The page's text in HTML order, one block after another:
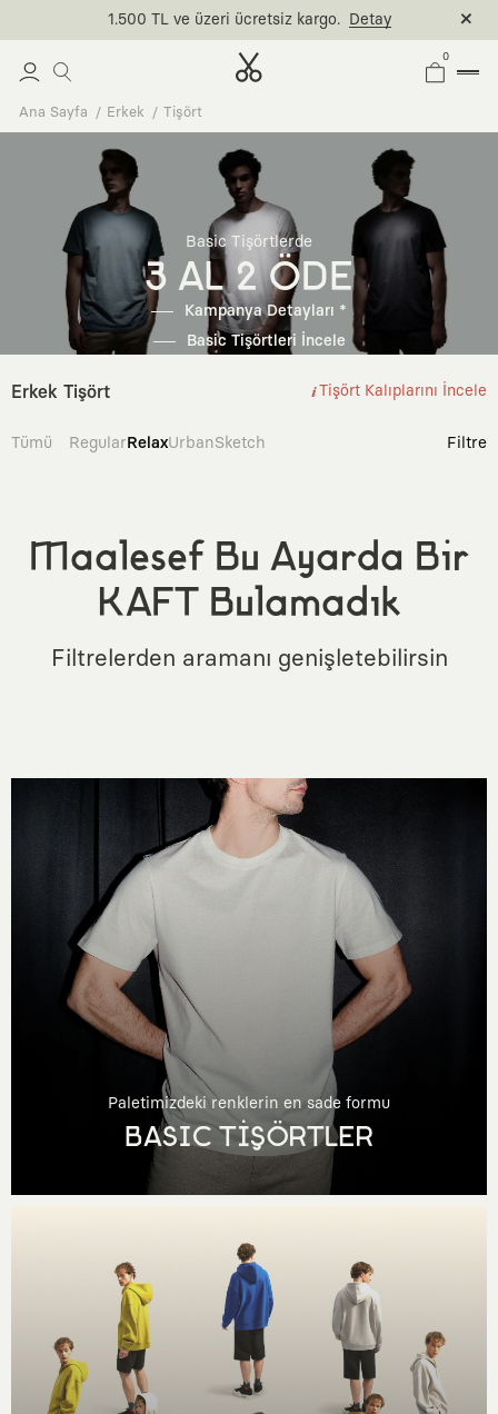
1.500 TL ve üzeri ücretsiz kargo. Detay
0
Ana Sayfa Erkek Tişört
Basic Tişörtlerde
3 AL 2 ÖDE
Kampanya Detayları *
Basic Tişörtleri İncele
Erkek Tişört Tişört Kalıplarını İncele
Tümü RegularRelaxUrbanSketch Filtre
Maalesef Bu Ayarda Bir
KAFT Bulamadık
Filtrelerden aramanı genişletebilirsin
Paletimizdeki renklerin en sade formu
BASIC TİŞÖRTLER